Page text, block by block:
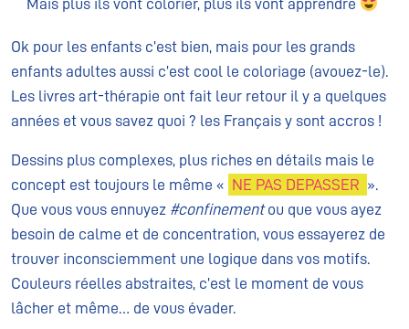
Mais plus ils vont colorier, plus ils vont apprendre
Ok pour les enfants c’est bien, mais pour les grands
enfants adultes aussi c’est cool le coloriage (avouez-le).
Les livres art-thérapie ont fait leur retour il y a quelques
années et vous savez quoi ? les Français y sont accros !
Dessins plus complexes, plus riches en détails mais le
concept est toujours le même « NE PAS DEPASSER ».
Que vous vous ennuyez #confinementou que vous ayez
besoin de calme et de concentration, vous essayerez de
trouver inconsciemment une logique dans vos motifs.
Couleurs réelles abstraites, c’est le moment de vous
lâcher et même… de vous évader.